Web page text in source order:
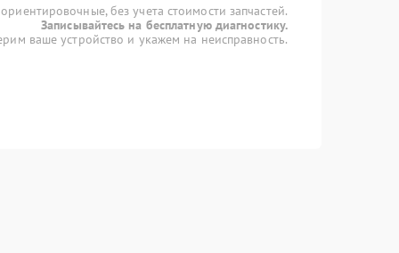
без учета стоимости запчастей.
Записывайтесь на бесплатную диагностику.
ваше устройство и укажем на неисправность.